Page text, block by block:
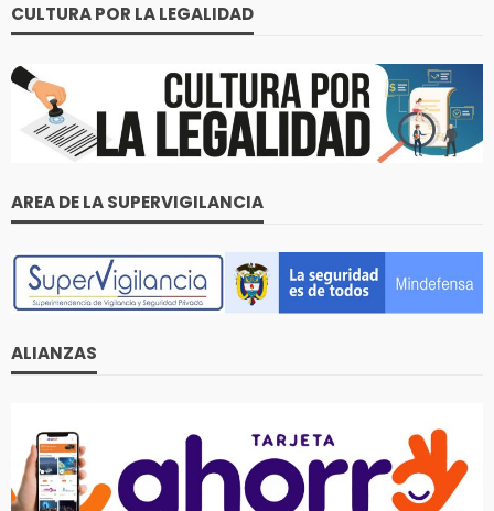
CULTURA POR LA LEGALIDAD
AREA DE LA SUPERVIGILANCIA
ALIANZAS